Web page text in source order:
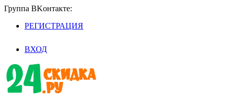
Группа BKoнтaктe:
РЕГИСТРАЦИЯ
ВХОД